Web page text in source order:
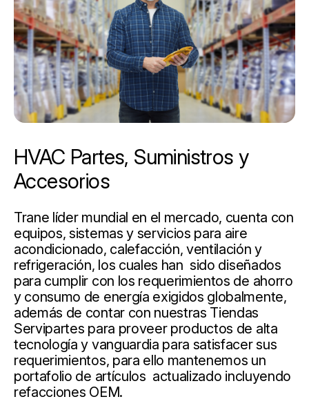
HVAC Partes, Suministros y
Accesorios
Trane líder mundial en el mercado, cuenta con
equipos, sistemas y servicios para aire
acondicionado, calefacción, ventilación y
refrigeración, los cuales han sido diseñados
para cumplir con los requerimientos de ahorro
y consumo de energía exigidos globalmente,
además de contar con nuestras Tiendas
Servipartes para proveer productos de alta
tecnología y vanguardia para satisfacer sus
requerimientos, para ello mantenemos un
portafolio de artículos actualizado incluyendo
refacciones OEM.